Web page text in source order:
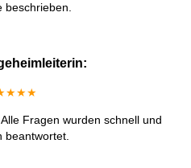
beschrieben.
Fragen wurden schnell und
beantwortet.